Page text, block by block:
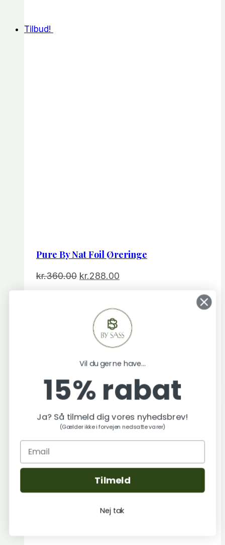
Tilbud!
Pure By Nat Foil Øreringe
kr.360.00 Den
var:
kr.360.00.
kr.288.00
er:
kr.288.00.
Øreringene er 30 mm lange.
Kvalitet: Sølvbelagt
Tilføj Til Kurv
Vil du gerne have...
15% rabat
Ja? Så tilmeld dig vores nyhedsbrev!
(Gælder ikke i forvejen nedsatte varer)
Tilmeld
Nej tak